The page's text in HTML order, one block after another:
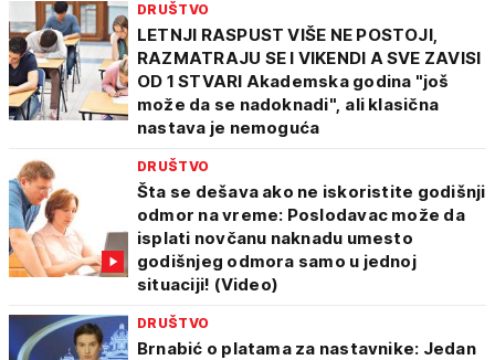
DRUŠTVO
LETNJI RASPUST VIŠE NE POSTOJI,
RAZMATRAJU SE I VIKENDI A SVE ZAVISI
OD 1 STVARI Akademska godina "još
može da se nadoknadi", ali klasična
nastava je nemoguća
DRUŠTVO
Šta se dešava ako ne iskoristite godišnji
odmor na vreme: Poslodavac može da
isplati novčanu naknadu umesto
godišnjeg odmora samo u jednoj
situaciji! (Video)
DRUŠTVO
Brnabić o platama za nastavnike: Jedan